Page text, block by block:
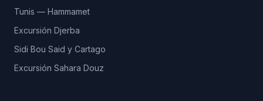
Tunis — Hammamet
Excursión Djerba
Sidi Bou Said y Cartago
Excursión Sahara Douz